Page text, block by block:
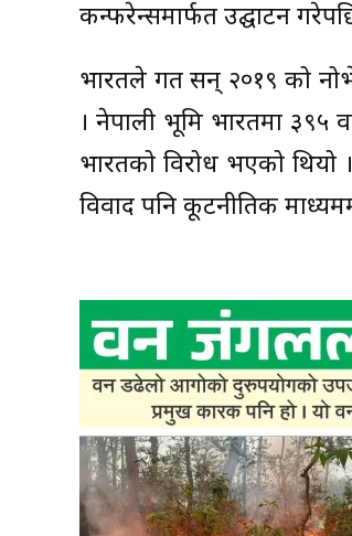
कन्फरेन्समार्फत उद्घाटन
भारतले गत सन् २०१९ को
। नेपाली भूमि भारतमा ३९५
भारतको विरोध भएको थियो
विवाद पनि कूटनीतिक